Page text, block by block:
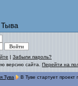
Тыва
| Забыли пароль?
версию сайта. Перейти на
Тува
В Туве стартует